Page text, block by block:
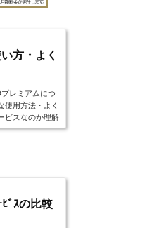
方・よく
レミアムにつ
使用方法・よく
ビスなのか理解
ﾞｽの比較